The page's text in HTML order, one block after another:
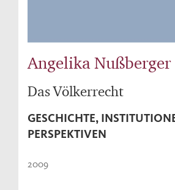
Angelika Nußberger
Das Völkerrecht
GESCHICHTE,
PERSPEKTIVEN
2009